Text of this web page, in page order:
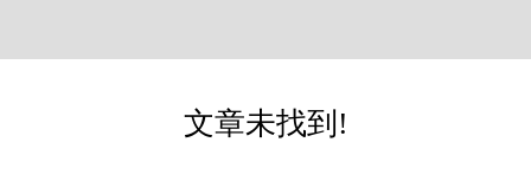
文章未找到!